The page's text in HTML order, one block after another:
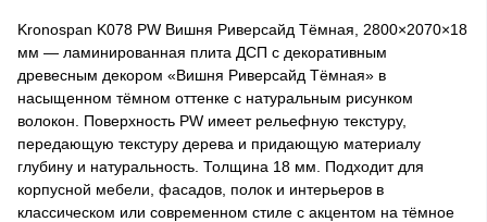
Kronospan K078 PW Вишня Риверсайд Тёмная, 2800×2070×18
мм — ламинированная плита ДСП с декоративным
древесным декором «Вишня Риверсайд Тёмная» в
насыщенном тёмном оттенке с натуральным рисунком
волокон. Поверхность PW имеет рельефную текстуру,
передающую текстуру дерева и придающую материалу
глубину и натуральность. Толщина 18 мм. Подходит для
корпусной мебели, фасадов, полок и интерьеров в
классическом или современном стиле с акцентом на тёмное